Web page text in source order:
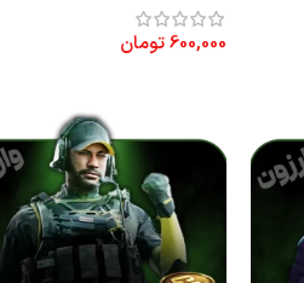
600,000تومان